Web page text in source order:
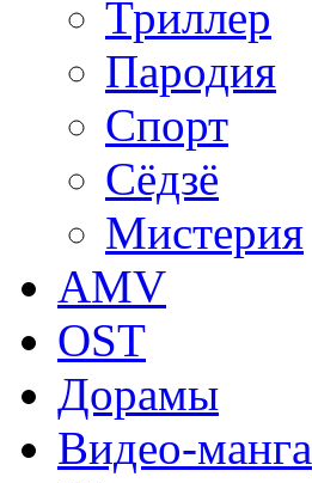
Триллер
Пародия
Спорт
Сёдзё
Мистерия
AMV
OST
Дорамы
Видео-манга